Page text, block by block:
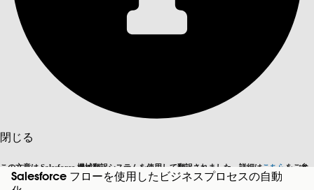
閉じる
この文章は Salesforce 機械翻訳システムを使用して翻訳されました。詳細はこちら をご参
照ください。
英語に切り替える 今はしません
Salesforce フローを使用したビジネスプロセスの自動